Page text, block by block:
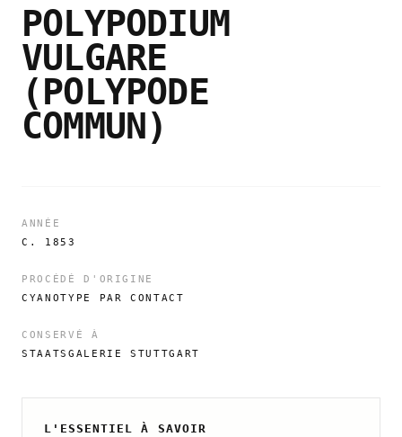
POLYPODIUM
VULGARE
(POLYPODE
COMMUN)
ANNÉE
C. 1853
PROCÉDÉ D'ORIGINE
CYANOTYPE PAR CONTACT
CONSERVÉ À
STAATSGALERIE STUTTGART
L'ESSENTIEL À SAVOIR